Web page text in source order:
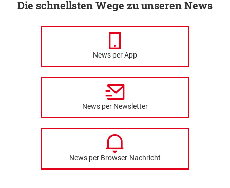
Die schnellsten Wege zu unseren News
News per App
News per Newsletter
News per Browser-Nachricht